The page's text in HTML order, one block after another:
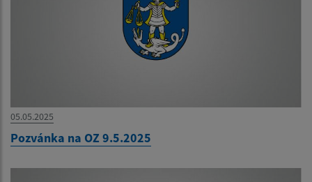
05.05.2025
Pozvánka na OZ 9.5.2025